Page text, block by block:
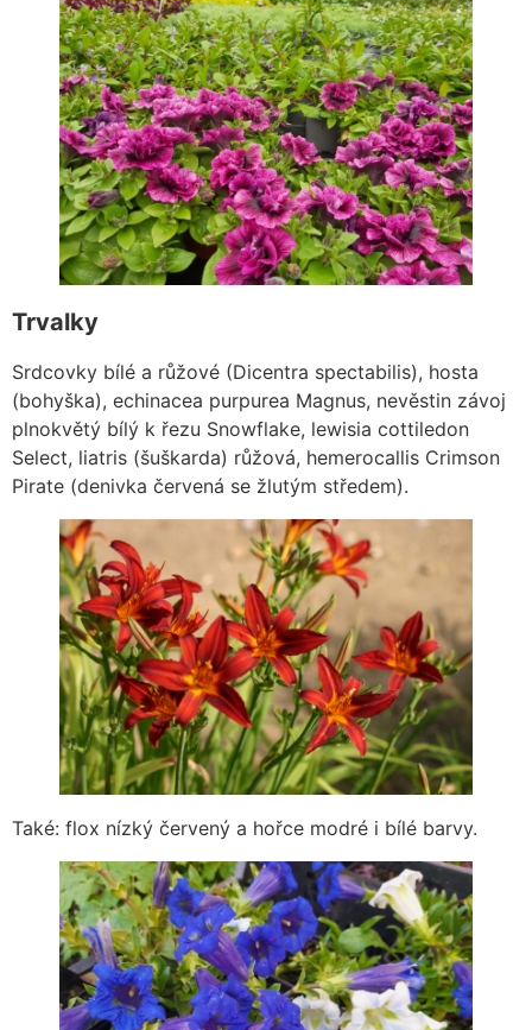
Trvalky
Srdcovky bílé a růžové (Dicentra spectabilis), hosta
(bohyška), echinacea purpurea Magnus, nevěstin závoj
plnokvětý bílý k řezu Snowflake, lewisia cottiledon
Select, liatris (šuškarda) růžová, hemerocallis Crimson
Pirate (denivka červená se žlutým středem).
Také: flox nízký červený a hořce modré i bílé barvy.